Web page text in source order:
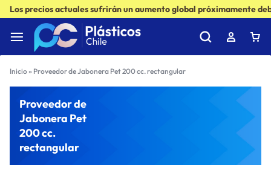
Los precios actuales sufrirán un aumento global próximamente
Inicio» Proveedor de Jabonera Pet 200 cc. rectangular
Proveedor de
Jabonera Pet
200 cc.
rectangular